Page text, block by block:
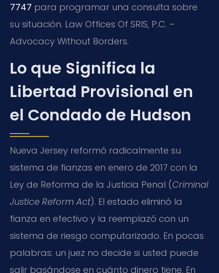
7747 para programar una consulta sobre
su situación. Law Offices Of SRIS, P.C. –
Advocacy Without Borders.
Lo que Significa la
Libertad Provisional en
el Condado de Hudson
Nueva Jersey reformó radicalmente su
sistema de fianzas en enero de 2017 con la
Ley de Reforma de la Justicia Penal (Criminal
Justice Reform Act). El estado eliminó la
fianza en efectivo y la reemplazó con un
sistema de riesgo computarizado. En pocas
palabras: un juez no decide si usted puede
salir basándose en cuánto dinero tiene. En